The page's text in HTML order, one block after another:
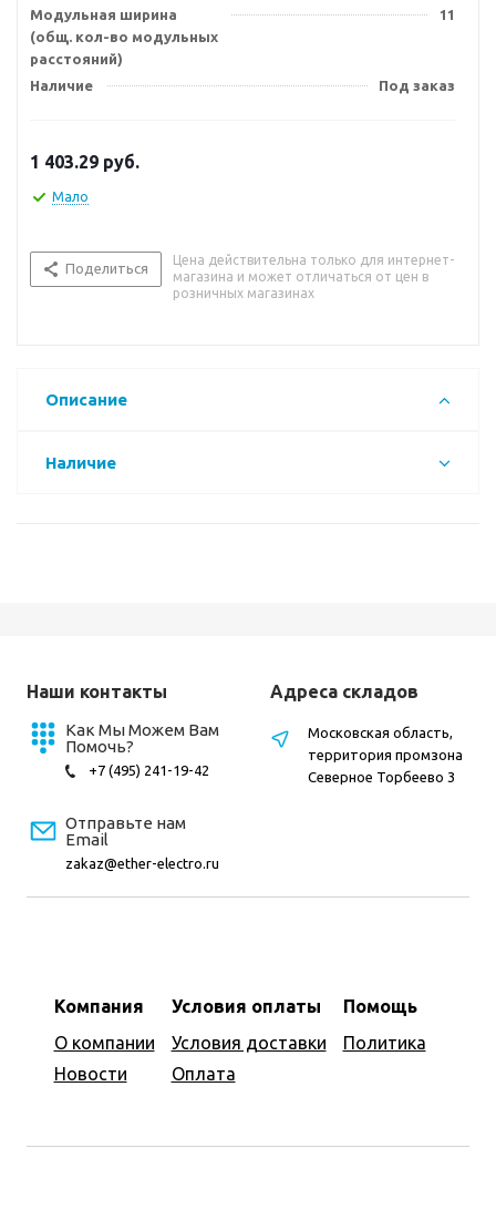
Модульная ширина
(общ. кол-во модульных
расстояний)
11
Наличие Под заказ
1 403.29 руб.
Мало
Поделиться
Цена действительна только для интернет-
магазина и может отличаться от цен в
розничных магазинах
Описание
Наличие
Наши контакты
Как Мы Можем Вам
Помочь?
+7 (495) 241-19-42
Отправьте нам
Email
zakaz@ether-electro.ru
Компания
О компании
Новости
Условия оплаты
Условия доставки
Оплата
Помощь
Политика
Адреса складов
Московская область,
территория промзона
Северное Торбеево 3